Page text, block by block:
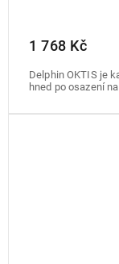
1 768 Kč
Delphin OKTIS je
hned po osazení